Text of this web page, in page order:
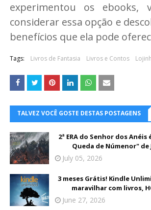
experimentou os ebooks,
considerar essa opção e
benefícios que ela pode
Tags: Livros de Fantasia Livros e Contos
TALVEZ VOCÊ GOSTE DESTAS POSTAGENS
2ª ERA do Senhor dos
Queda de Númenor" de
July 05, 2026
3 meses Grátis! Kindle
maravilhar com livros,
June 27, 2026